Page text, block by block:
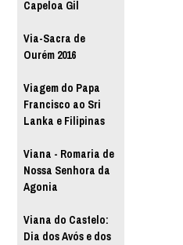
Capeloa Gil
Via-Sacra de
Ourém 2016
Viagem do Papa
Francisco ao Sri
Lanka e Filipinas
Viana - Romaria de
Nossa Senhora da
Agonia
Viana do Castelo:
Dia dos Avós e dos